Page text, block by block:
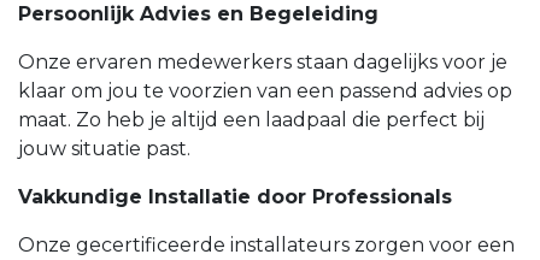
Persoonlijk Advies en Begeleiding
Onze ervaren medewerkers staan dagelijks voor je
klaar om jou te voorzien van een passend advies op
maat. Zo heb je altijd een laadpaal die perfect bij
jouw situatie past.
Vakkundige Installatie door Professionals
Onze gecertificeerde installateurs zorgen voor een